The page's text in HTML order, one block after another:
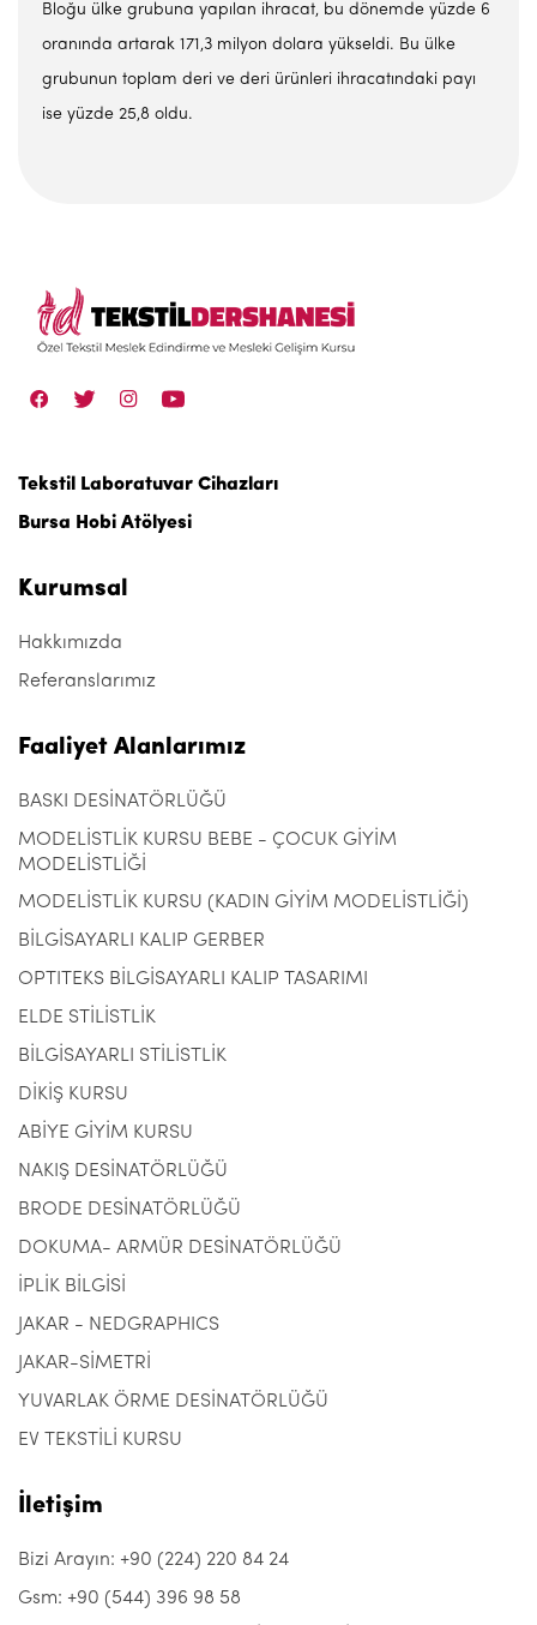
Bloğu ülke grubuna yapılan ihracat, bu dönemde yüzde 6
oranında artarak 171,3 milyon dolara yükseldi. Bu ülke
grubunun toplam deri ve deri ürünleri ihracatındaki payı
ise yüzde 25,8 oldu.
Tekstil Laboratuvar Cihazları
Bursa Hobi Atölyesi
Kurumsal
Hakkımızda
Referanslarımız
Faaliyet Alanlarımız
BASKI DESİNATÖRLÜĞÜ
MODELİSTLİK KURSU BEBE - ÇOCUK GİYİM
MODELİSTLİĞİ
MODELİSTLİK KURSU (KADIN GİYİM MODELİSTLİĞİ)
BİLGİSAYARLI KALIP GERBER
OPTITEKS BİLGİSAYARLI KALIP TASARIMI
ELDE STİLİSTLİK
BİLGİSAYARLI STİLİSTLİK
DİKİŞ KURSU
ABİYE GİYİM KURSU
NAKIŞ DESİNATÖRLÜĞÜ
BRODE DESİNATÖRLÜĞÜ
DOKUMA- ARMÜR DESİNATÖRLÜĞÜ
İPLİK BİLGİSİ
JAKAR - NEDGRAPHICS
JAKAR-SİMETRİ
YUVARLAK ÖRME DESİNATÖRLÜĞÜ
EV TEKSTİLİ KURSU
İletişim
Bizi Arayın: +90 (224) 220 84 24
Gsm: +90 (544) 396 98 58